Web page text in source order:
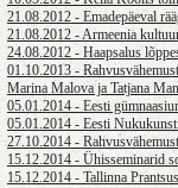
21.08.2012 - Emadepäeval
21.08.2012 - Armeenia
24.08.2012 - Haapsalus
01.10.2013 -
Marina Malova ja Tatjana
05.01.2014 - Eesti
05.01.2014 - Eesti
27.10.2014 -
15.12.2014 - Ühisseminarid
15.12.2014 - Tallinna